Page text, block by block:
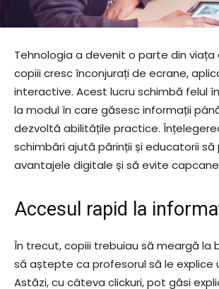
Tehnologia a devenit o parte din viața
copiii cresc înconjurați de ecrane,
interactive. Acest lucru schimbă felul
la modul în care găsesc informații
dezvoltă abilitățile practice.
schimbări ajută părinții și educatorii
avantajele digitale și să evite
Accesul rapid la
În trecut, copiii trebuiau să meargă la
să aștepte ca profesorul să le explice
Astăzi, cu câteva clickuri, pot găsi